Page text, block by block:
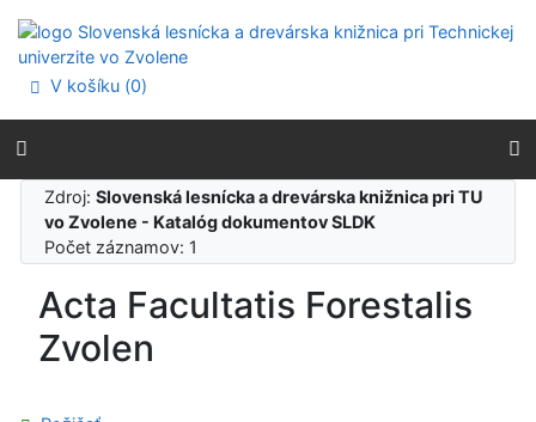
Prejsť na menu
Prehlásenie o webovej prístupnosti
V košíku (0)
Zdroj:Slovenská lesnícka a drevárska knižnica pri TU
vo Zvolene - Katalóg dokumentov SLDK
Počet záznamov: 1
Acta Facultatis Forestalis
Zvolen